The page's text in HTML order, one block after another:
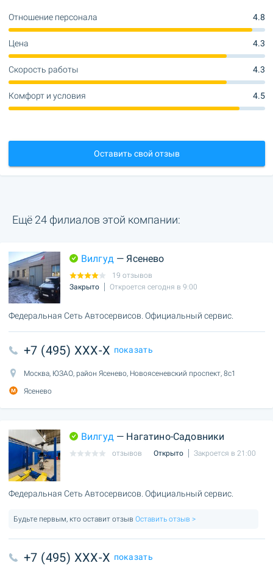
Отношение персонала 4.8
Цена 4.3
Скорость работы 4.3
Комфорт и условия 4.5
Оставить свой отзыв
Ещё 24 филиалов этой компании:
Вилгуд — Ясенево
19 отзывов
Закрыто
Откроется сегодня в 9:00
Федеральная Сеть Автосервисов. Официальный сервис.
+7 (495) XXX-X показать
Москва, ЮЗАО, район Ясенево, Новоясеневский проспект, 8с1
Ясенево
Вилгуд — Нагатино-Садовники
отзывов Открыто Закроется в 21:00
Федеральная Сеть Автосервисов. Официальный сервис.
Будьте первым, кто оставит отзыв Оставить отзыв >
+7 (495) XXX-X показать